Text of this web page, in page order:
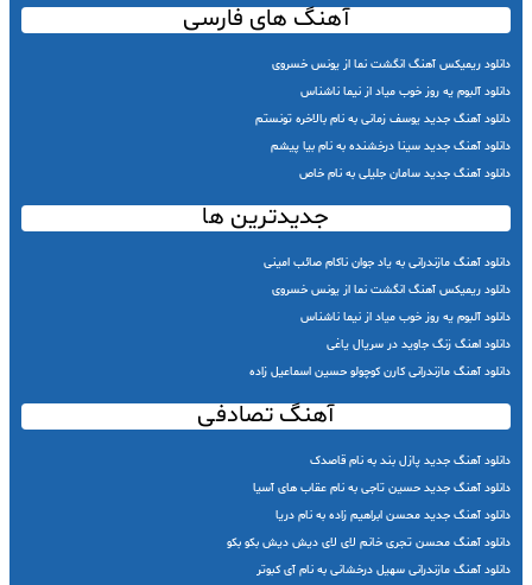
آهنگ های فارسی
دانلود ریمیکس آهنگ انگشت نما از یونس خسروی
دانلود آلبوم یه روز خوب میاد از نیما ناشناس
دانلود آهنگ جدید یوسف زمانی به نام بالاخره تونستم
دانلود آهنگ جدید سینا درخشنده به نام بیا پیشم
دانلود آهنگ جدید سامان جلیلی به نام خاص
جدیدترین ها
دانلود آهنگ مازندرانی به یاد جوان ناکام صائب امینی
دانلود ریمیکس آهنگ انگشت نما از یونس خسروی
دانلود آلبوم یه روز خوب میاد از نیما ناشناس
دانلود اهنگ زنگ جاوید در سریال یاغی
دانلود آهنگ مازندرانی کارن کوچولو حسین اسماعیل زاده
آهنگ تصادفی
دانلود آهنگ جدید پازل بند به نام قاصدک
دانلود آهنگ جدید حسین تاجی به نام عقاب های آسیا
دانلود آهنگ جدید محسن ابراهیم زاده به نام دریا
دانلود آهنگ محسن تجری خانم لای لای دیش دیش بکو بکو
دانلود آهنگ مازندرانی سهیل درخشانی به نام آی کبوتر